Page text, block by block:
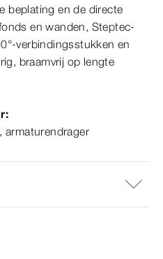
beplating en de directe
en wanden, Steptec-​
verbindingsstukken en
braamvrij op lengte
armaturendrager